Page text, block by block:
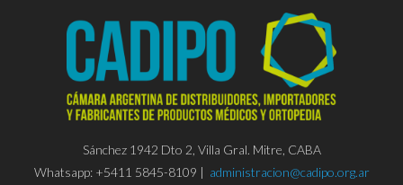
Sánchez 1942 Dto 2, Villa Gral. Mitre, CABA
Whatsapp: +5411 5845-8109 | administracion@cadipo.org.ar